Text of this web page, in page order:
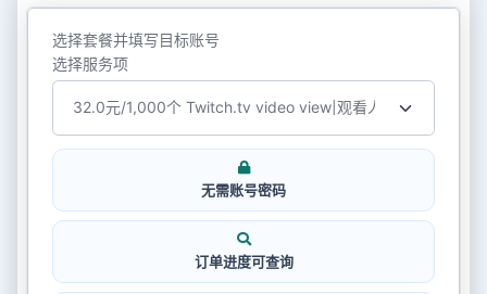
选择套餐并填写目标账号
选择服务项
无需账号密码
订单进度可查询